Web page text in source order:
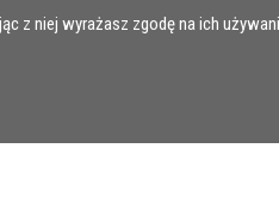
z niej wyrażasz zgodę na ich